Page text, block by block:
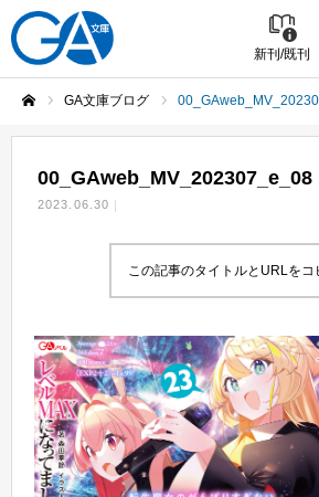
新刊/既刊
GA文庫ブログ
00_GAweb_MV_202307_e_08
2023.06.30
この記事のタイトルとURLをコ